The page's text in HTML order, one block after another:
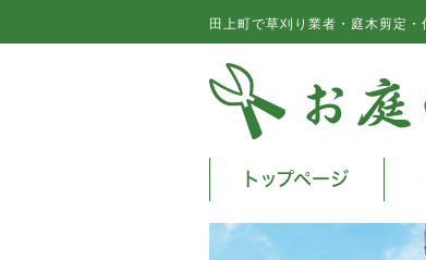
田上町で草刈り業者・庭木剪定
トップページ